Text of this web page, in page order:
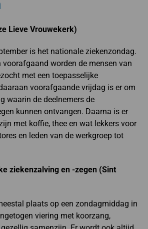
Lieve Vrouwekerk)
is het nationale ziekenzondag.
voorafgaand worden de mensen van
met een toepasselijke
voorafgaande vrijdag is er om
waarin de deelnemers de
kunnen ontvangen. Daarna is er
met koffie, thee en wat lekkers voor
en leden van de werkgroep tot
ziekenzalving en -zegen (Sint
plaats op een zondagmiddag in
viering met koorzang,